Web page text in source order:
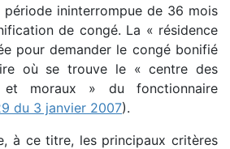
période ininterrompue de 36 mois
de congé. La « résidence
pour demander le congé bonifié
où se trouve le « centre des
et moraux » du fonctionnaire
du 3 janvier 2007).
à ce titre, les principaux critères